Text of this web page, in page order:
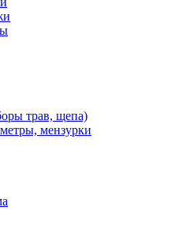
трав, щепа)
мензурки